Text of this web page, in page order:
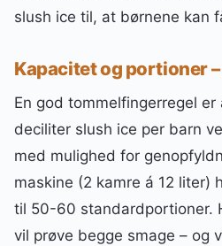
slush ice til, at børnene kan
Kapacitet og portioner
En god tommelfingerregel
deciliter slush ice per barn
med mulighed for
maskine (2 kamre á 12 liter)
til 50-60 standardportioner.
vil prøve begge smage – og